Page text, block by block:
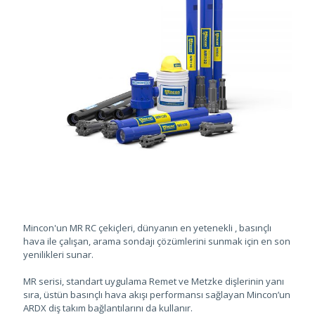
Mincon'un MR RC çekiçleri, dünyanın en yetenekli , basınçlı
hava ile çalışan, arama sondajı çözümlerini sunmak için en son
yenilikleri sunar.
MR serisi, standart uygulama Remet ve Metzke dişlerinin yanı
sıra, üstün basınçlı hava akışı performansı sağlayan Mincon’un
ARDX diş takım bağlantılarını da kullanır.